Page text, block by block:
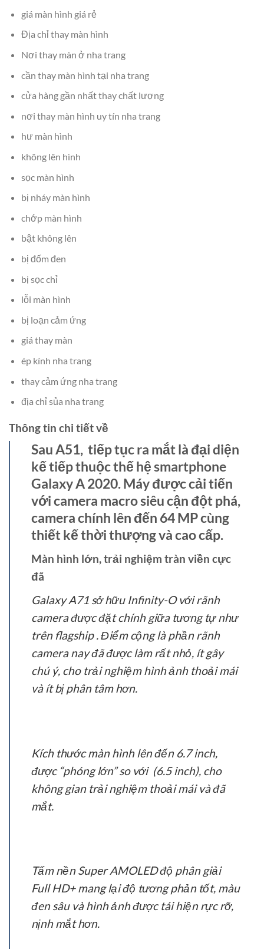
giá màn hình giá rẻ
Địa chỉ thay màn hình
Nơi thay màn ở nha trang
cần thay màn hình tại nha trang
cửa hàng gần nhất thay chất lượng
nơi thay màn hình uy tín nha trang
hư màn hình
không lên hình
sọc màn hình
bị nháy màn hình
chớp màn hình
bật không lên
bị đốm đen
bị sọc chỉ
lỗi màn hình
bị loạn cảm ứng
giá thay màn
ép kính nha trang
thay cảm ứng nha trang
địa chỉ sủa nha trang
Thông tin chi tiết về
Sau A51, tiếp tục ra mắt là đại diện
kế tiếp thuộc thế hệ smartphone
Galaxy A 2020. Máy được cải tiến
với camera macro siêu cận đột phá,
camera chính lên đến 64 MP cùng
thiết kế thời thượng và cao cấp.
Màn hình lớn, trải nghiệm tràn viền cực
đã
Galaxy A71 sở hữu Infinity-O với rãnh
camera được đặt chính giữa tương tự như
trên flagship . Điểm cộng là phần rãnh
camera nay đã được làm rất nhỏ, ít gây
chú ý, cho trải nghiệm hình ảnh thoải mái
và ít bị phân tâm hơn.
Kích thước màn hình lên đến 6.7 inch,
được “phóng lớn” so với (6.5 inch), cho
không gian trải nghiệm thoải mái và đã
mắt.
Tấm nền Super AMOLED độ phân giải
Full HD+ mang lại độ tương phản tốt, màu
đen sâu và hình ảnh được tái hiện rực rỡ,
nịnh mắt hơn.